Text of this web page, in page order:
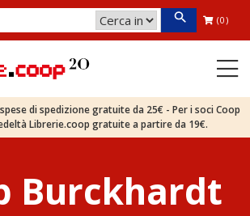
(0)
di spedizione gratuite da 25€ - Per i soci Coop
Librerie.coop gratuite a partire da 19€.
Burckhardt